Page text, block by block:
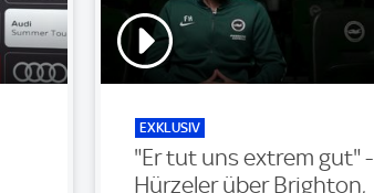
EXKLUSIV
"Er tut uns extrem gut" -
Hürzeler über Brighton,